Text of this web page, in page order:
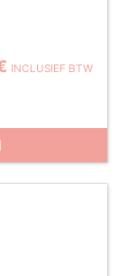
INCLUSIEF BTW